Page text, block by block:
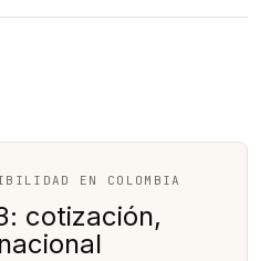
EN COLOMBIA
cotización,